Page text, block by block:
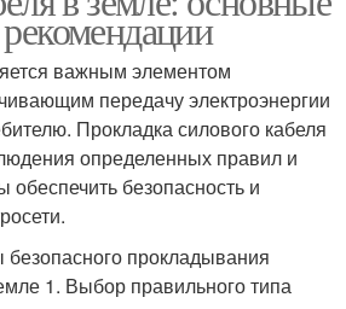
важным элементом
передачу электроэнергии
Прокладка силового кабеля
определенных правил и
обеспечить безопасность и
прокладывания
1. Выбор правильного типа